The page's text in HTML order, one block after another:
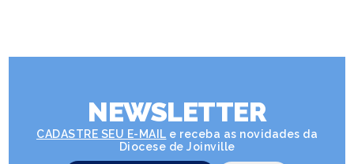
NEWSLETTER
CADASTRE SEU E-MAIL e receba as novidades da
Diocese de Joinville